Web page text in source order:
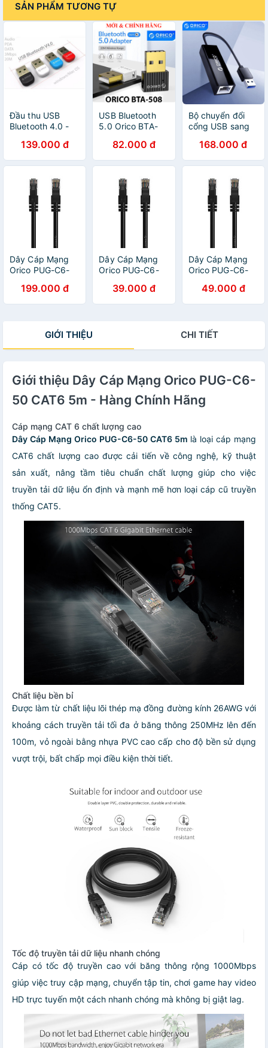
SẢN PHẨM TƯƠNG TỰ
Đầu thu USB
Bluetooth 4.0 -
thích Windows -
Chính hãng BH
12 tháng
139.000 đ
USB Bluetooth
5.0 Orico BTA-
Công Suất Cao
Kết Nối Mọi Thiết
Bị Không Kén Hệ
Điều Hành
82.000 đ
Bộ chuyển đổi
cổng USB sang
Orico UTJ-U2 tốc
độ 100Mbs
10/100
168.000 đ
Dây Cáp Mạng
Orico PUG-C6-
Hàng Chính Hãng
199.000 đ
Dây Cáp Mạng
Orico PUG-C6-
Hàng Chính Hãng
39.000 đ
Dây Cáp Mạng
Orico PUG-C6-
Hàng Chính Hãng
49.000 đ
GIỚI THIỆU CHI TIẾT
Giới thiệu Dây Cáp Mạng Orico PUG-C6-
50 CAT6 5m - Hàng Chính Hãng
Cáp mạng CAT 6 chất lượng cao
Dây Cáp Mạng Orico PUG-C6-50 CAT6 5m là loại cáp mạng
CAT6 chất lượng cao được cải tiến về công nghệ, kỹ thuật
sản xuất, nâng tầm tiêu chuẩn chất lượng giúp cho việc
truyền tải dữ liệu ổn định và mạnh mẽ hơn loại cáp cũ truyền
thống CAT5.
Chất liệu bền bỉ
Được làm từ chất liệu lõi thép mạ đồng đường kính 26AWG với
khoảng cách truyền tải tối đa ở băng thông 250MHz lên đến
100m, vỏ ngoài bằng nhựa PVC cao cấp cho độ bền sử dụng
vượt trội, bất chấp mọi điều kiện thời tiết.
Tốc độ truyền tải dữ liệu nhanh chóng
Cáp có tốc độ truyền cao với băng thông rộng 1000Mbps
giúp việc truy cập mạng, chuyển tập tin, chơi game hay video
HD trực tuyến một cách nhanh chóng mà không bị giật lag.